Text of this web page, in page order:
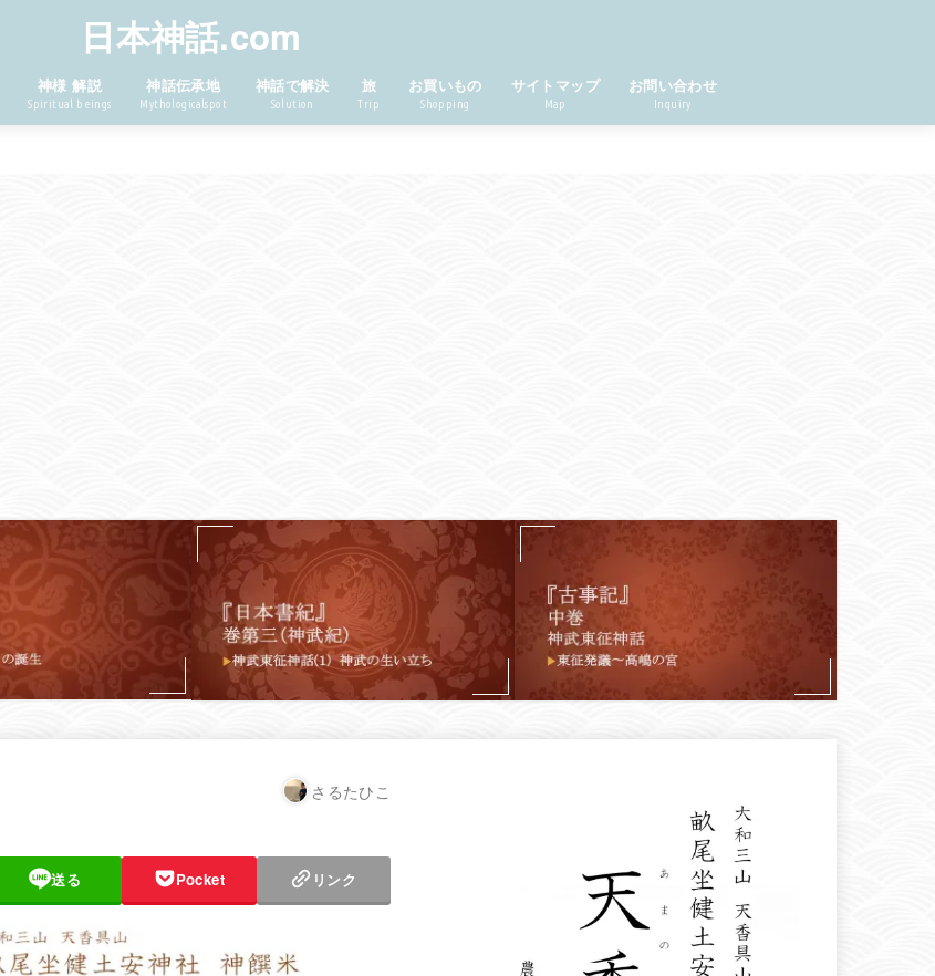
日本神話.com
神様 解説
Spiritual beings
神話伝承地
Mythologicalspot
神話で解決
Solution
旅
Trip
お買いもの
Shopping
サイトマップ
Map
お問い合わせ
Inquiry
さるたひこ
送る Pocket リンク